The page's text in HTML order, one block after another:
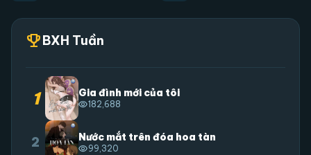
trophyBXH Tuần
1 Gia đình mới của tôi
visibility182,688
2 Nước mắt trên đóa hoa tàn
visibility99,320